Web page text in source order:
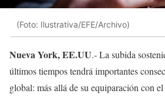
(Foto: Ilustrativa/EFE/Archivo)
Nueva York, EE.UU.- La subida
últimos tiempos tendrá importantes
global: más allá de su equiparación con